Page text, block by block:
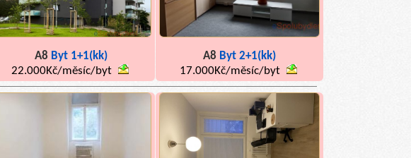
A8 Byt 1+1(kk)
22.000Kč/měsíc/byt
A8 Byt 2+1(kk)
17.000Kč/měsíc/byt